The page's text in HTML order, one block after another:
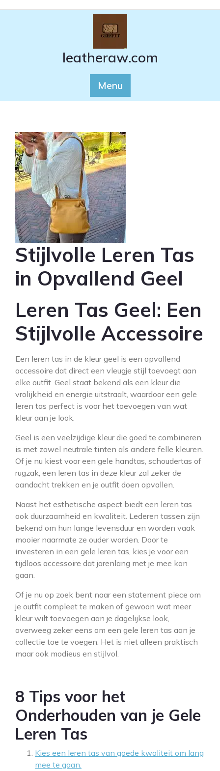
leatheraw.com
Menu
Stijlvolle Leren Tas
in Opvallend Geel
Leren Tas Geel: Een
Stijlvolle Accessoire
Een leren tas in de kleur geel is een opvallend
accessoire dat direct een vleugje stijl toevoegt aan
elke outfit. Geel staat bekend als een kleur die
vrolijkheid en energie uitstraalt, waardoor een gele
leren tas perfect is voor het toevoegen van wat
kleur aan je look.
Geel is een veelzijdige kleur die goed te combineren
is met zowel neutrale tinten als andere felle kleuren.
Of je nu kiest voor een gele handtas, schoudertas of
rugzak, een leren tas in deze kleur zal zeker de
aandacht trekken en je outfit doen opvallen.
Naast het esthetische aspect biedt een leren tas
ook duurzaamheid en kwaliteit. Lederen tassen zijn
bekend om hun lange levensduur en worden vaak
mooier naarmate ze ouder worden. Door te
investeren in een gele leren tas, kies je voor een
tijdloos accessoire dat jarenlang met je mee kan
gaan.
Of je nu op zoek bent naar een statement piece om
je outfit compleet te maken of gewoon wat meer
kleur wilt toevoegen aan je dagelijkse look,
overweeg zeker eens om een gele leren tas aan je
collectie toe te voegen. Het is niet alleen praktisch
maar ook modieus en stijlvol.
8 Tips voor het
Onderhouden van je Gele
Leren Tas
Kies een leren tas van goede kwaliteit om lang
mee te gaan.